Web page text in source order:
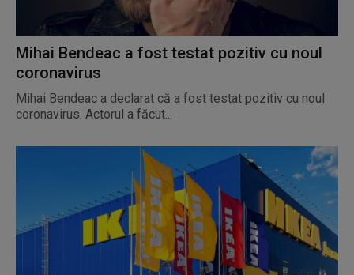
Mihai Bendeac a fost testat pozitiv cu noul
coronavirus
Mihai Bendeac a declarat că a fost testat pozitiv cu noul
coronavirus. Actorul a făcut...